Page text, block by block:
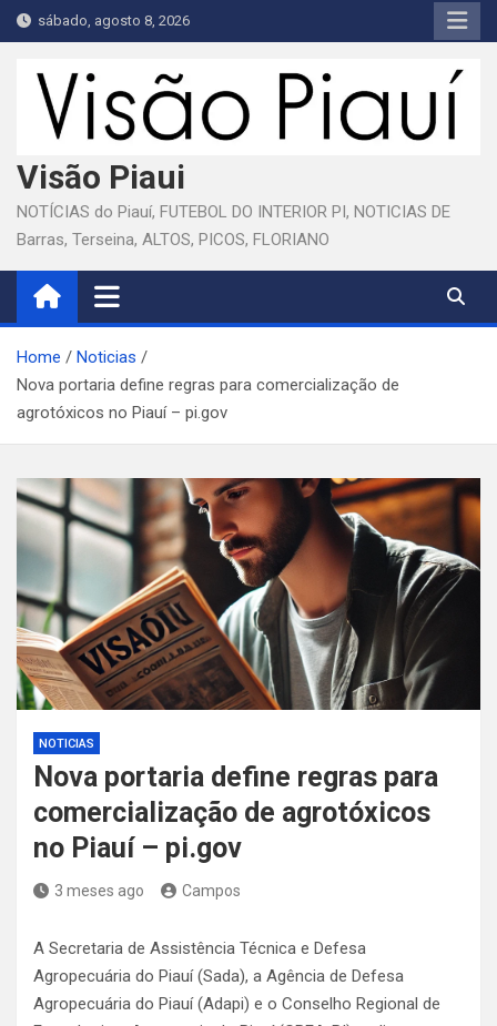
Skip
to
sábado, agosto 8, 2026
Visão Piaui
NOTÍCIAS do Piauí, FUTEBOL DO INTERIOR PI, NOTICIAS DE
Barras, Terseina, ALTOS, PICOS, FLORIANO
Home
Noticias
Nova portaria define regras para comercialização de
agrotóxicos no Piauí – pi.gov
NOTICIAS
Nova portaria define regras para
comercialização de agrotóxicos
no Piauí – pi.gov
3 meses ago Campos
A Secretaria de Assistência Técnica e Defesa
Agropecuária do Piauí (Sada), a Agência de Defesa
Agropecuária do Piauí (Adapi) e o Conselho Regional de